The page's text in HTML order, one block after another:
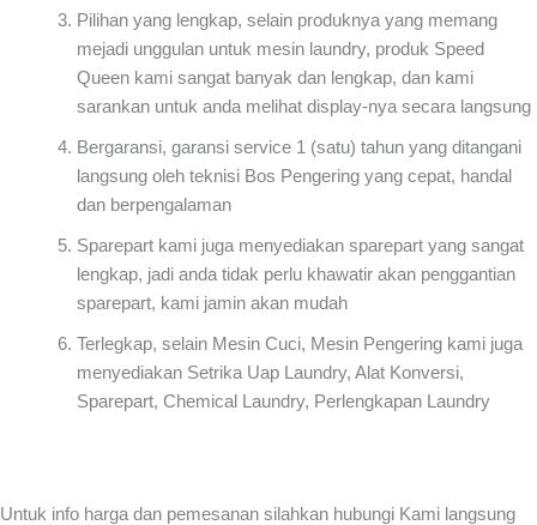
Pilihan yang lengkap, selain produknya yang memang
mejadi unggulan untuk mesin laundry, produk Speed
Queen kami sangat banyak dan lengkap, dan kami
sarankan untuk anda melihat display-nya secara langsung
Bergaransi, garansi service 1 (satu) tahun yang ditangani
langsung oleh teknisi Bos Pengering yang cepat, handal
dan berpengalaman
Sparepart kami juga menyediakan sparepart yang sangat
lengkap, jadi anda tidak perlu khawatir akan penggantian
sparepart, kami jamin akan mudah
Terlegkap, selain Mesin Cuci, Mesin Pengering kami juga
menyediakan Setrika Uap Laundry, Alat Konversi,
Sparepart, Chemical Laundry, Perlengkapan Laundry
Untuk info harga dan pemesanan silahkan hubungi Kami langsung